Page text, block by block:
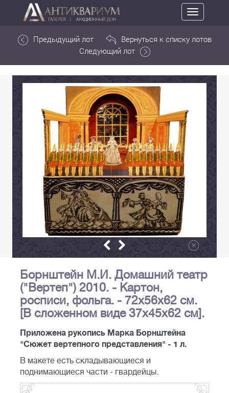
Toggle
navigation
Предыдущий лот
Вернуться к списку лотов
Следующий лот
Борнштейн М.И. Домашний театр
("Вертеп") 2010. - Картон,
росписи, фольга. - 72х56х62 см.
[В сложенном виде 37х45х62 см].
Приложена рукопись Марка Борнштейна
"Сюжет вертепного представления" - 1 л.
В макете есть складывающиеся и
поднимающиеся части - гвардейцы.